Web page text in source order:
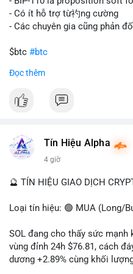
gây sốc thanh khoản tức thời,
tâm lý ngắn hạn nếu hướng
Lời khuyên cho nhà đầu tư nhỏ
hướng đi của dòng tiền. Tránh
rõ ràng về đích đến của số
#dongtienlon
- Có ít hỗ trợ từ礿ng cường
- Các chuyên gia cũng phản
$btc #btc
#vlikevn
📰 Nguồn: CoinDesk
Đọc thêm
Tín Hiệu Alpha
4 giờ
🔮 TÍN HIỆU GIAO DỊCH
Loại tín hiệu: 🟢 MUA (Long/
SOL đang cho thấy sức
vùng đỉnh 24h $76.81, cách
dương +2.89% cùng khối